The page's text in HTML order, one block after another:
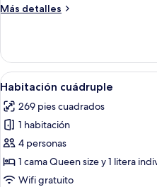
Más detalles
Más
junior
Abrir
todas
las
fotos
de
Habitación
cuádruple
16
Habitación cuádruple
269 pies cuadrados
1 habitación
4 personas
1 cama Queen size y 1 litera
Wifi gratuito